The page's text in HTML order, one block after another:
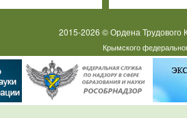
2015-2026 © Ордена
Крымского